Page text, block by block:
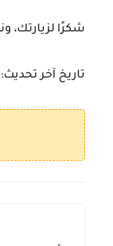
شكرًا لزيارتك،
تاريخ آخر تحديث: